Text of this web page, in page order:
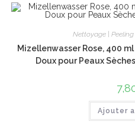
Nettoyage |
Mizellenwasser Rose, 400
Doux pour Peaux
Ajouter